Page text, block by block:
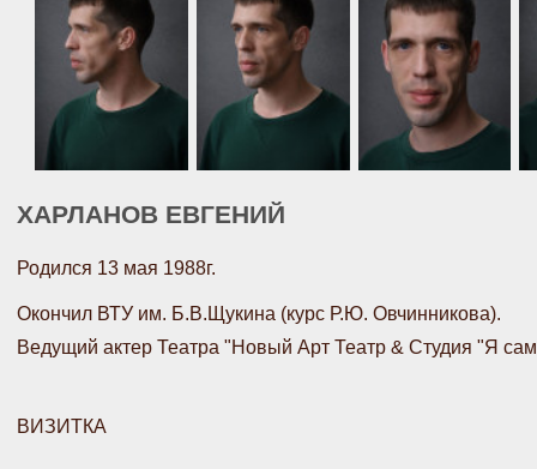
ХАРЛАНОВ ЕВГЕНИЙ
Родился 13 мая 1988г.
Окончил ВТУ им. Б.В.Щукина (курс Р.Ю. Овчинникова).
Ведущий актер Театра "Новый Арт Театр & Студия "Я сам
ВИЗИТКА